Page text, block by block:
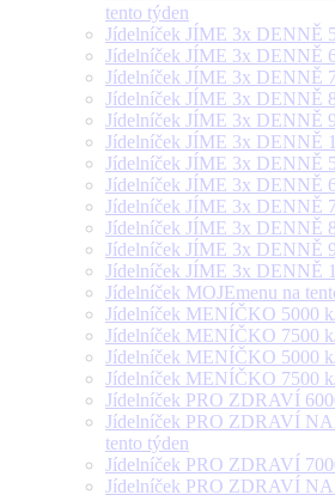
tento týden
Jídelníček JÍME 3x DENNĚ
Jídelníček JÍME 3x DENNĚ
Jídelníček JÍME 3x DENNĚ
Jídelníček JÍME 3x DENNĚ
Jídelníček JÍME 3x DENNĚ
Jídelníček JÍME 3x DENNĚ
Jídelníček JÍME 3x DENNĚ
Jídelníček JÍME 3x DENNĚ
Jídelníček JÍME 3x DENNĚ
Jídelníček JÍME 3x DENNĚ
Jídelníček JÍME 3x DENNĚ
Jídelníček JÍME 3x DENNĚ
Jídelníček MOJEmenu na
Jídelníček MENÍČKO 5000
Jídelníček MENÍČKO 7500
Jídelníček MENÍČKO 5000
Jídelníček MENÍČKO 7500
Jídelníček PRO ZDRAVÍ
Jídelníček PRO ZDRAVÍ NA
tento týden
Jídelníček PRO ZDRAVÍ
Jídelníček PRO ZDRAVÍ NA